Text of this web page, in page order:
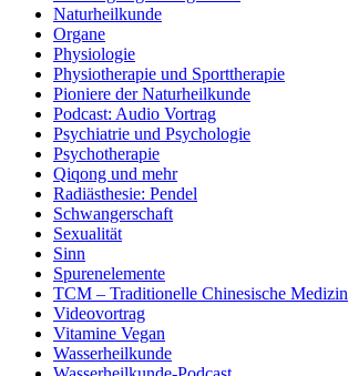
Naturheilkunde
Organe
Physiologie
Physiotherapie und Sporttherapie
Pioniere der Naturheilkunde
Podcast: Audio Vortrag
Psychiatrie und Psychologie
Psychotherapie
Qiqong und mehr
Radiästhesie: Pendel
Schwangerschaft
Sexualität
Sinn
Spurenelemente
TCM – Traditionelle Chinesische Medizin
Videovortrag
Vitamine Vegan
Wasserheilkunde